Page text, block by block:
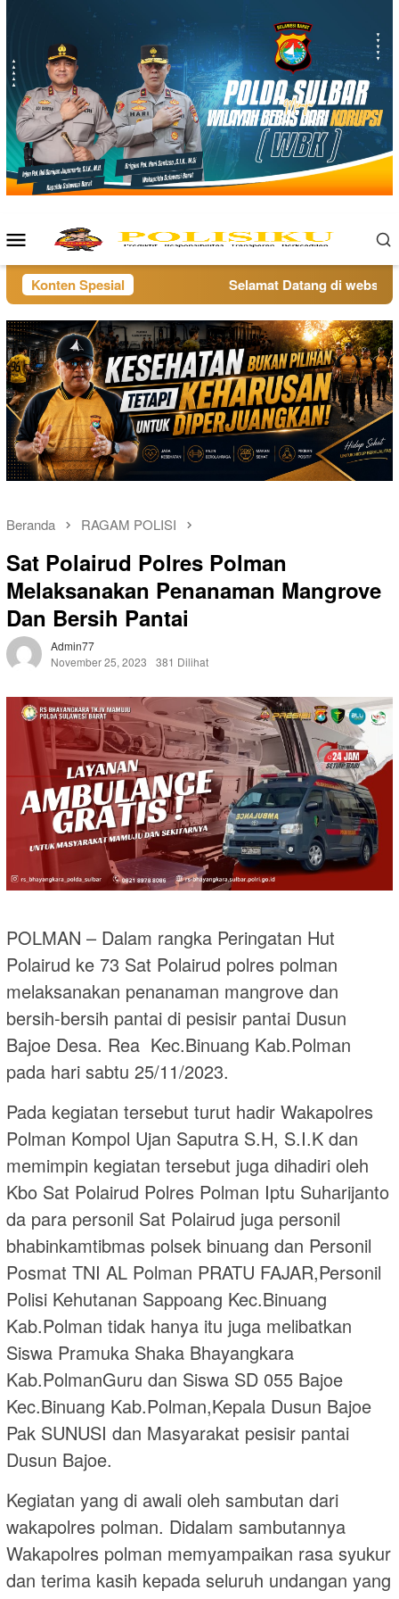
Menu
Mobile
Konten Spesial Selamat Datang di website
Beranda RAGAM POLISI
Sat Polairud Polres Polman
Melaksanakan Penanaman Mangrove
Dan Bersih Pantai
Admin77
November 25, 2023
381 Dilihat
POLMAN – Dalam rangka Peringatan Hut
Polairud ke 73 Sat Polairud polres polman
melaksanakan penanaman mangrove dan
bersih-bersih pantai di pesisir pantai Dusun
Bajoe Desa. Rea Kec.Binuang Kab.Polman
pada hari sabtu 25/11/2023.
Pada kegiatan tersebut turut hadir Wakapolres
Polman Kompol Ujan Saputra S.H, S.I.K dan
memimpin kegiatan tersebut juga dihadiri oleh
Kbo Sat Polairud Polres Polman Iptu Suharijanto
da para personil Sat Polairud juga personil
bhabinkamtibmas polsek binuang dan Personil
Posmat TNI AL Polman PRATU FAJAR,Personil
Polisi Kehutanan Sappoang Kec.Binuang
Kab.Polman tidak hanya itu juga melibatkan
Siswa Pramuka Shaka Bhayangkara
Kab.PolmanGuru dan Siswa SD 055 Bajoe
Kec.Binuang Kab.Polman,Kepala Dusun Bajoe
Pak SUNUSI dan Masyarakat pesisir pantai
Dusun Bajoe.
Kegiatan yang di awali oleh sambutan dari
wakapolres polman. Didalam sambutannya
Wakapolres polman memyampaikan rasa syukur
dan terima kasih kepada seluruh undangan yang